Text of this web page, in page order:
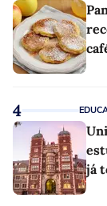
4
já